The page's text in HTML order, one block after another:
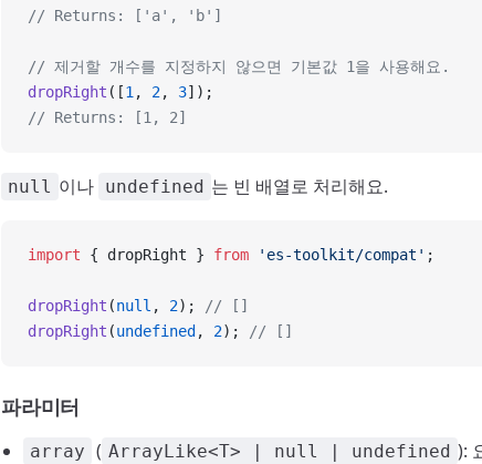
// Returns: ['a', 'b']
// 제거할 개수를 지정하지 않으면 기본값 1을 사용해요.
dropRight ([1 , 2, 3]);
// Returns: [1, 2]
null 이나 undefined 는 빈 배열로 처리해요.
import { dropRight } from 'es-toolkit/compat' ;
dropRight (null , 2);
// []
dropRight (undefined , 2); // []
파라미터
array ( ArrayLike<T> | null | undefined ):